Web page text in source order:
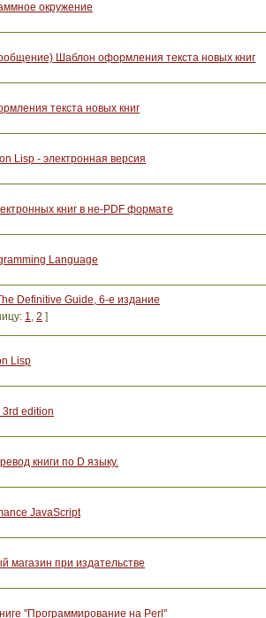
окружение
Шаблон оформления текста новых книг
текста новых книг
Lisp - электронная версия
книг в не-PDF формате
Language
Definitive Guide, 6-е издание
1, 2 ]
Lisp
3rd edition
книги по D языку.
JavaScript
магазин при издательстве
"Программирование на Perl"